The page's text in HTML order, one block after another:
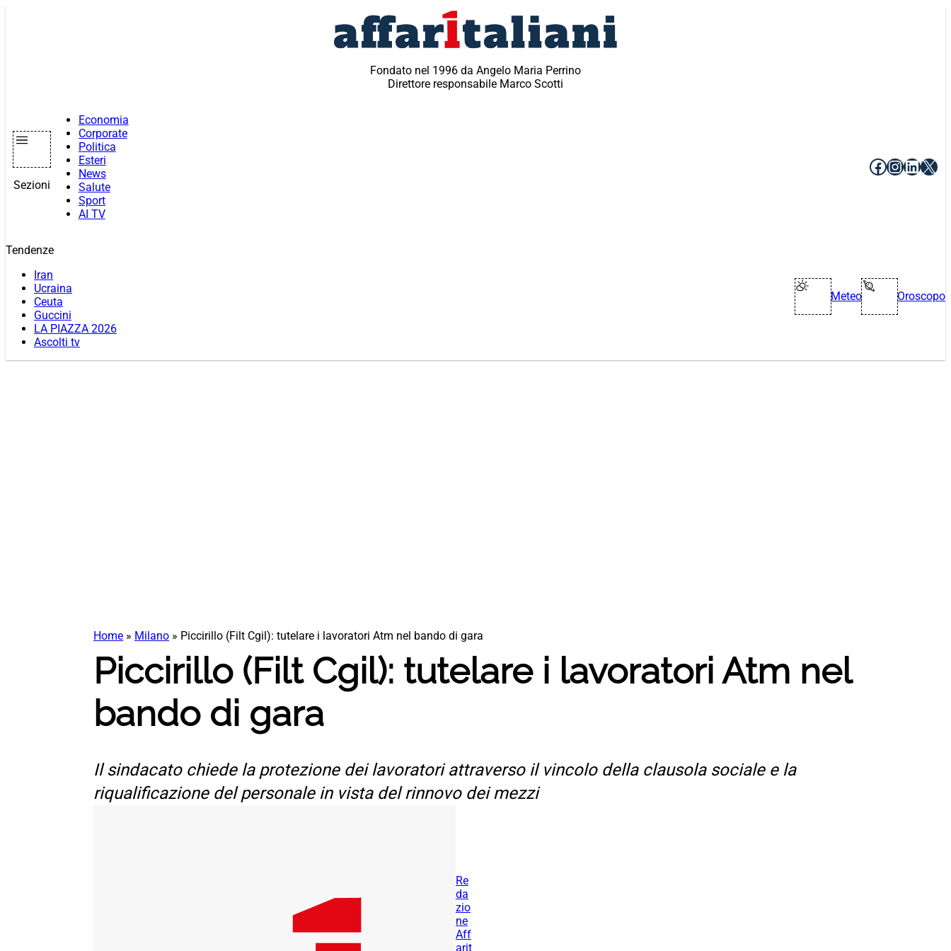
Fondato nel 1996 da Angelo Maria Perrino
Direttore responsabile Marco Scotti
Sezioni
Economia
Corporate
Politica
Esteri
News
Salute
Sport
AI TV
Facebook
X
Tendenze
Iran
Ucraina
Ceuta
Guccini
LA PIAZZA 2026
Ascolti tv
Meteo Oroscopo
Home » Milano » Piccirillo (Filt Cgil): tutelare i lavoratori Atm nel bando di gara
Piccirillo (Filt Cgil): tutelare i lavoratori Atm nel
bando di gara
Il sindacato chiede la protezione dei lavoratori attraverso il vincolo della clausola sociale e la
riqualificazione del personale in vista del rinnovo dei mezzi
Re
da
zio
ne
Aff
arit